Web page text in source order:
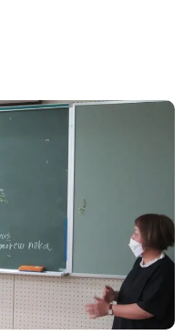
プをご活用ください。
アーカイブ動画を公開
」を知りたい方へ〜日本
きる「おためし地域留
画をご覧いただけます。
のサポート体制、安全面
🎬 [アーカイブ動画を視聴
Yt8nd04aNgA?
】平取町プログラム説明
掘りしたい方へ〜全体説
体的に何をするの？」
答えする説明会です。平
3日のプログラムの中身を
5月7日(木) 19：00〜
になってからご参加くだ
watch?
のご参加、心よりお待ち
魅力化コーディネーター：
）またはお電話（平
2-2222）でお問い合わせ
校」